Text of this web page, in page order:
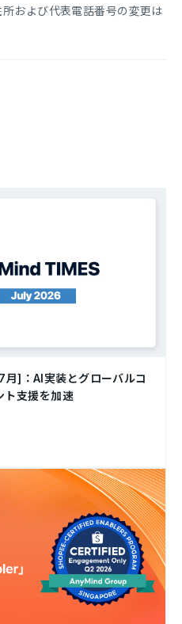
および代表電話番号の変更は
]：AI実装とグローバルコ
ト支援を加速